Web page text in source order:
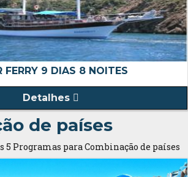
FERRY 9 DIAS 8 NOITES
Detalhes
de países
5 Programas para Combinação de países